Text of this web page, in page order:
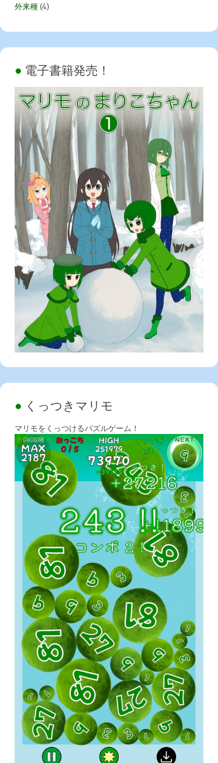
外来種 (4)
電子書籍発売！
くっつきマリモ
マリモをくっつけるパズルゲーム！